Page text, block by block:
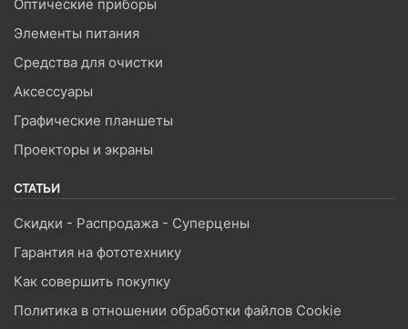
Оптические приборы
Элементы питания
Средства для очистки
Аксессуары
Графические планшеты
Проекторы и экраны
СТАТЬИ
Скидки - Распродажа - Суперцены
Гарантия на фототехнику
Как совершить покупку
Политика в отношении обработки файлов Cookie